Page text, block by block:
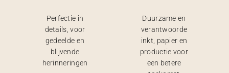
Perfectie in
details, voor
gedeelde en
blijvende
herinneringen
Duurzame en
verantwoorde
inkt, papier en
productie voor
een betere